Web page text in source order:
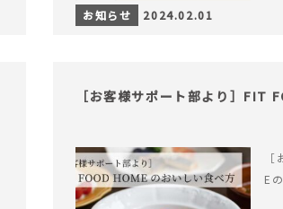
お知らせ 2024.02.01
［お客様サポート部より］FIT
E